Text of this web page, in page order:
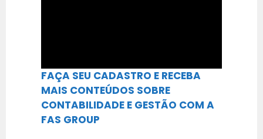
FAÇA SEU CADASTRO E RECEBA
MAIS CONTEÚDOS SOBRE
CONTABILIDADE E GESTÃO COM A
FAS GROUP